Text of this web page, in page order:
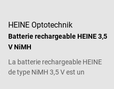
HEINE Optotechnik
Batterie rechargeable HEINE 3,5
V NiMH
La batterie rechargeable HEINE
de type NiMH 3,5 V est un